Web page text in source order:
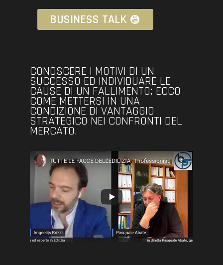
BUSINESS TALK
CONOSCERE I MOTIVI DI UN
SUCCESSO ED INDIVIDUARE LE
CAUSE DI UN FALLIMENTO: ECCO
COME METTERSI IN UNA
CONDIZIONE DI VANTAGGIO
STRATEGICO NEI CONFRONTI DEL
MERCATO.